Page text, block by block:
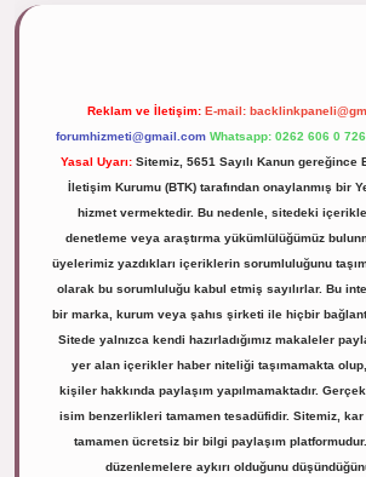
Reklam ve İletişim: E-mail:
forumhizmeti@gmail.com Whatsapp: 0262 606 0 726
Yasal Uyarı: Sitemiz, 5651 Sayılı Kanun
İletişim Kurumu (BTK) tarafından onaylanmış bir
hizmet vermektedir. Bu nedenle, sitedeki
denetleme veya araştırma yükümlülüğümüz
üyelerimiz yazdıkları içeriklerin sorumluluğunu
olarak bu sorumluluğu kabul etmiş sayılırlar. Bu
bir marka, kurum veya şahıs şirketi ile hiçbir
Sitede yalnızca kendi hazırladığımız makaleler
yer alan içerikler haber niteliği taşımamakta
kişiler hakkında paylaşım yapılmamaktadır.
isim benzerlikleri tamamen tesadüfidir. Sitemiz, kar
tamamen ücretsiz bir bilgi paylaşım
düzenlemelere aykırı olduğunu